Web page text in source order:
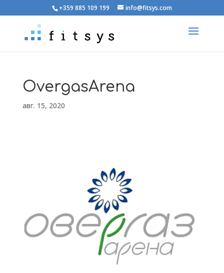
+359 885 109 199 info@fitsys.com
OvergasArena
авг. 15, 2020